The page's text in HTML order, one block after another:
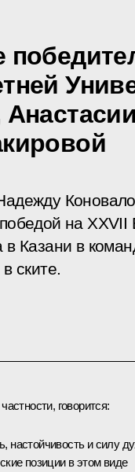
на XXVII
в Казани в
ските.
говорится:
настойчивость и силу
позиции в этом виде